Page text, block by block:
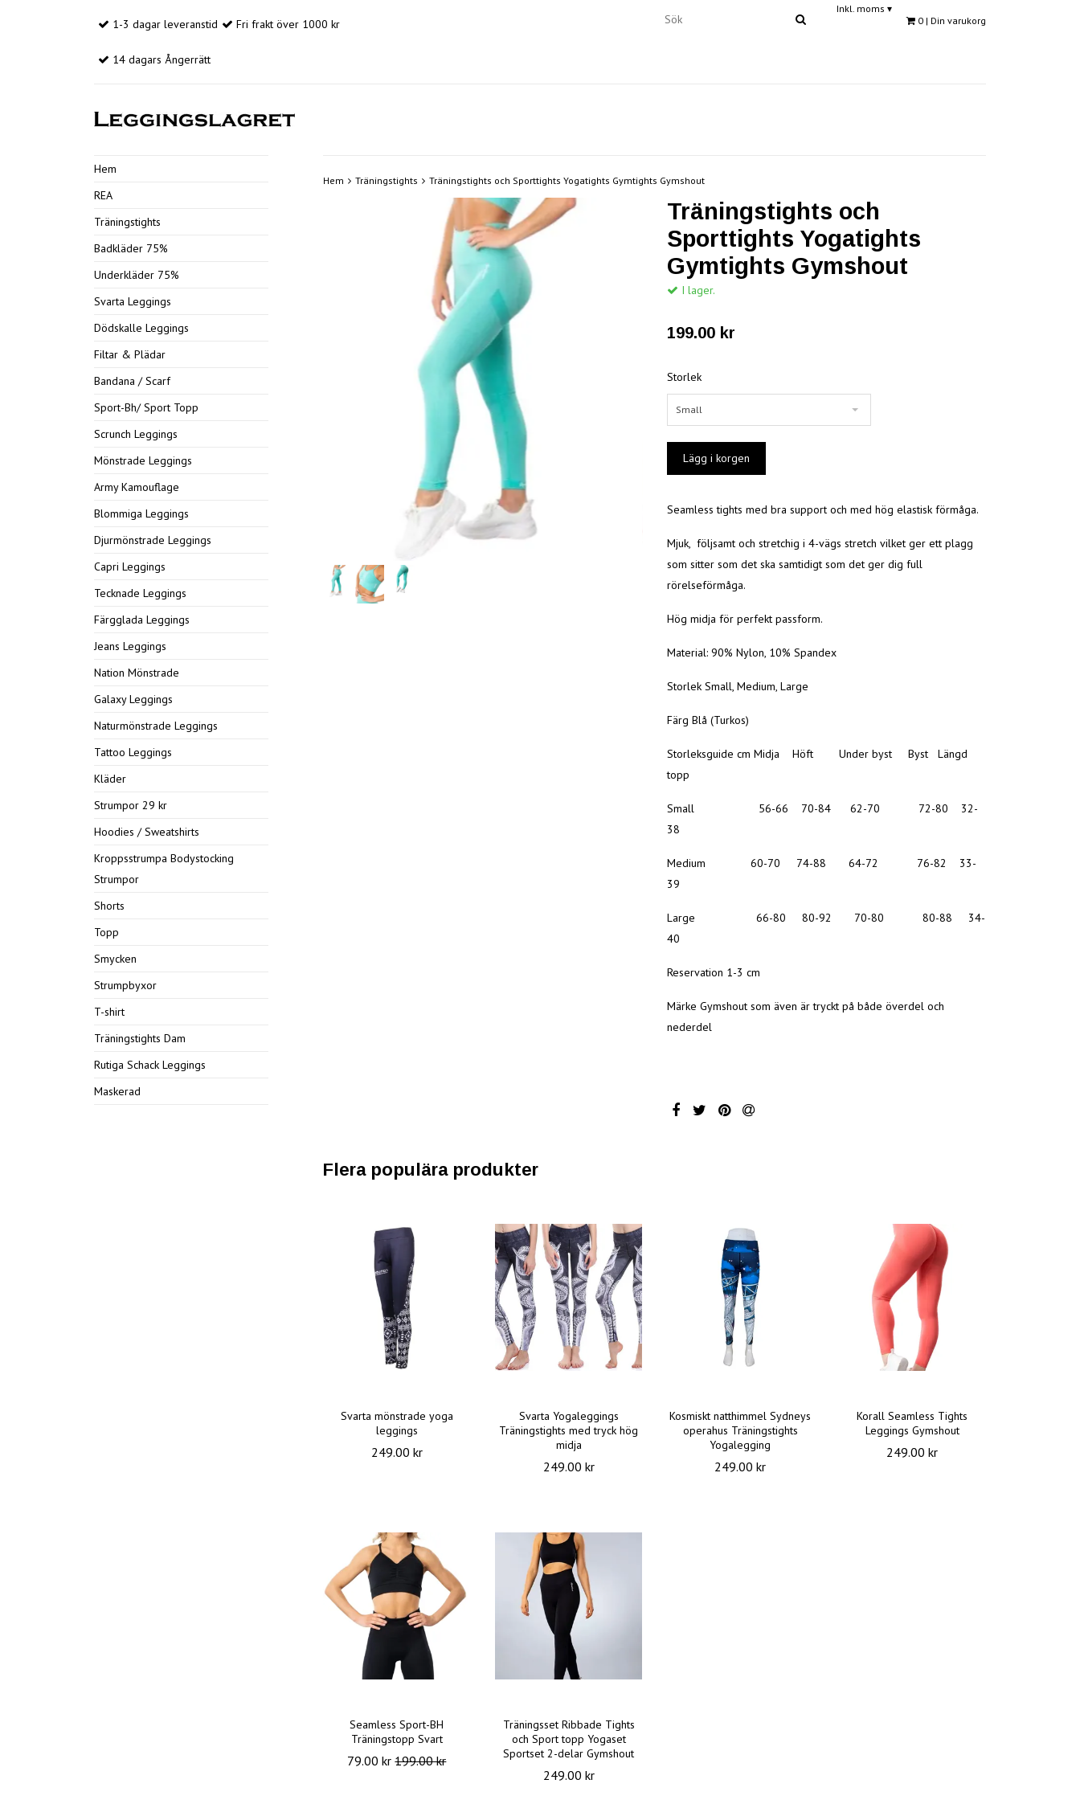
1-3 dagar leveranstid Fri frakt över 1000 kr
14 dagars Ångerrätt
Inkl. moms ▾
0 | Din varukorg
Hem
REA
Träningstights
Badkläder 75%
Underkläder 75%
Svarta Leggings
Dödskalle Leggings
Filtar & Plädar
Bandana / Scarf
Sport-Bh/ Sport Topp
Scrunch Leggings
Mönstrade Leggings
Army Kamouflage
Blommiga Leggings
Djurmönstrade Leggings
Capri Leggings
Tecknade Leggings
Färgglada Leggings
Jeans Leggings
Nation Mönstrade
Galaxy Leggings
Naturmönstrade Leggings
Tattoo Leggings
Kläder
Strumpor 29 kr
Hoodies / Sweatshirts
Kroppsstrumpa Bodystocking
Strumpor
Shorts
Topp
Smycken
Strumpbyxor
T-shirt
Träningstights Dam
Rutiga Schack Leggings
Maskerad
Hem Träningstights Träningstights och Sporttights Yogatights Gymtights Gymshout
Träningstights och
Sporttights Yogatights
Gymtights Gymshout
I lager.
199.00 kr
Storlek
Small
Seamless tights med bra support och med hög elastisk förmåga.
Mjuk, följsamt och stretchig i 4-vägs stretch vilket ger ett plagg
som sitter som det ska samtidigt som det ger dig full
rörelseförmåga.
Hög midja för perfekt passform.
Material: 90% Nylon, 10% Spandex
Storlek Small, Medium, Large
Färg Blå (Turkos)
Storleksguide cm Midja Höft Under byst Byst Längd
topp
Small 56-66 70-84 62-70 72-80 32-
38
Medium 60-70 74-88 64-72 76-82 33-
39
Large 66-80 80-92 70-80 80-88 34-
40
Reservation 1-3 cm
Märke Gymshout som även är tryckt på både överdel och
nederdel
Flera populära produkter
Svarta mönstrade yoga
leggings
249.00 kr
Svarta Yogaleggings
Träningstights med tryck hög
midja
249.00 kr
Kosmiskt natthimmel Sydneys
operahus Träningstights
Yogalegging
249.00 kr
Korall Seamless Tights
Leggings Gymshout
249.00 kr
Seamless Sport-BH
Träningstopp Svart
79.00 kr199.00 kr
Träningsset Ribbade Tights
och Sport topp Yogaset
Sportset 2-delar Gymshout
249.00 kr